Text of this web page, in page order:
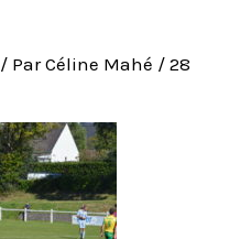
/ ParCéline Mahé /28